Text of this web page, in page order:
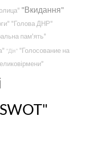
"Вкидання"
"Голова ДНР"
пам'ять"
"Дія" "Голосование на